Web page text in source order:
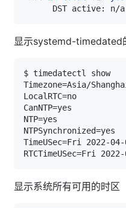
显示systemd-timedated
显示系统所有可用的时区